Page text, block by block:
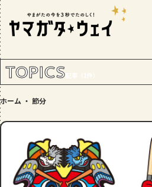
GOURMET
おすすめ！山形のそ
の人気ランキング
ウェイが厳選
TOPICS記事（1件）
ホーム ・ 節分